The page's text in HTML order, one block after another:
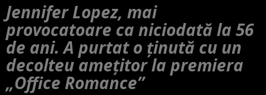
Jennifer Lopez, mai
provocatoare ca niciodată la 56
de ani. A purtat o ținută cu un
decolteu amețitor la premiera
„Office Romance”